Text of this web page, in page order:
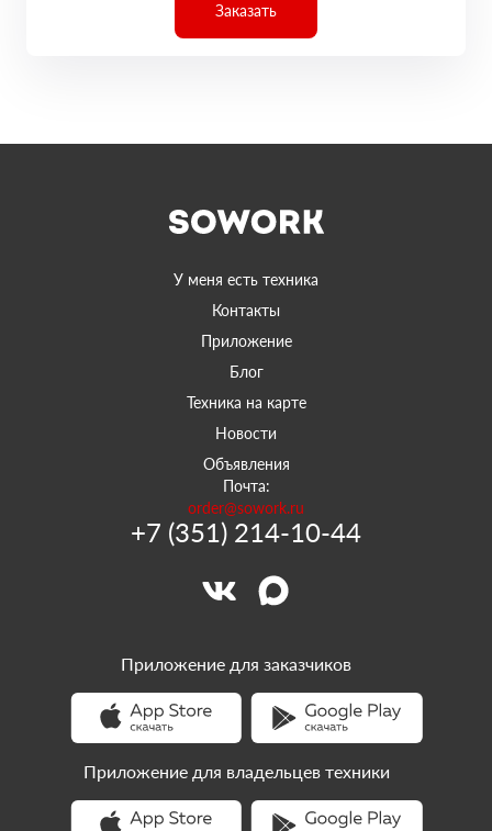
Заказать
У меня есть техника
Контакты
Приложение
Блог
Техника на карте
Новости
Объявления
Почта:
order@sowork.ru
+7 (351) 214-10-44
Приложение для заказчиков
Приложение для владельцев техники